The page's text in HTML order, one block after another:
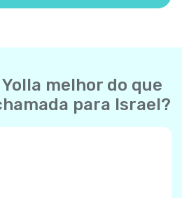
melhor do que
para Israel?